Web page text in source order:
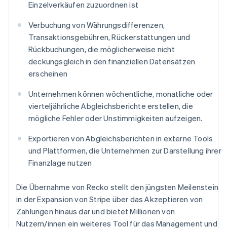
Einzelverkäufen zuzuordnen ist
Verbuchung von Währungsdifferenzen,
Transaktionsgebühren, Rückerstattungen und
Rückbuchungen, die möglicherweise nicht
deckungsgleich in den finanziellen Datensätzen
erscheinen
Unternehmen können wöchentliche, monatliche oder
vierteljährliche Abgleichsberichte erstellen, die
mögliche Fehler oder Unstimmigkeiten aufzeigen.
Exportieren von Abgleichsberichten in externe Tools
und Plattformen, die Unternehmen zur Darstellung ihrer
Finanzlage nutzen
Die Übernahme von Recko stellt den jüngsten Meilenstein
in der Expansion von Stripe über das Akzeptieren von
Zahlungen hinaus dar und bietet Millionen von
Nutzern/innen ein weiteres Tool für das Management und
Japan
Kanada
EnglishFrançais
Kroatien
English Italiano
Lettland
English
Liechtenstein
DeutschEnglish
Litauen
English
FrançaisDeutschEnglish
Malaysia
English
Mexiko
EspañolEnglish
Neuseeland
English